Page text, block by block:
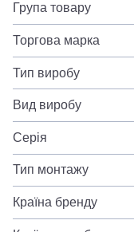
Група товару
Торгова марка
Тип виробу
Вид виробу
Серія
Тип монтажу
Країна бренду